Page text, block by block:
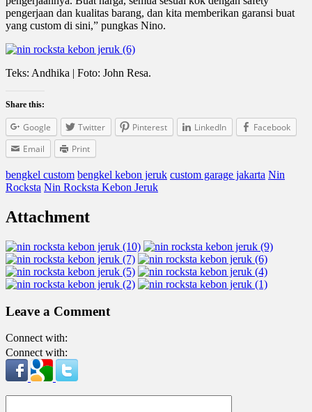
pengerjaan dan kualitas barang, dan kita memberikan garansi buat
yang custom di sini,” pungkas Nino.
Teks: Andhika | Foto: John Resa.
Share this:
Google Twitter Pinterest LinkedIn
Facebook
Email
Print
bengkel custom bengkel kebon jeruk custom garage jakarta Nin
Rocksta Nin Rocksta Kebon Jeruk
Attachment
Leave a Comment
Connect with:
Connect with: